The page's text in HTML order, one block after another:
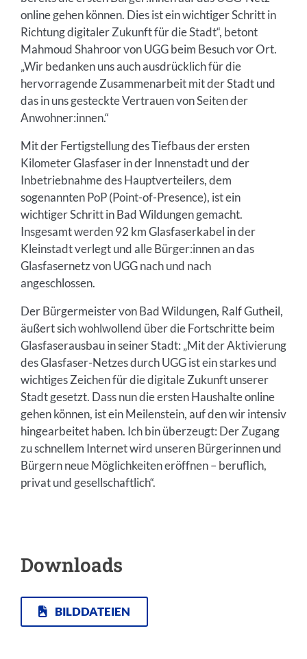
online gehen können. Dies ist ein wichtiger Schritt in
Richtung digitaler Zukunft für die Stadt“, betont
Mahmoud Shahroor von UGG beim Besuch vor Ort.
„Wir bedanken uns auch ausdrücklich für die
hervorragende Zusammenarbeit mit der Stadt und
das in uns gesteckte Vertrauen von Seiten der
Anwohner:innen.“
Mit der Fertigstellung des Tiefbaus der ersten
Kilometer Glasfaser in der Innenstadt und der
Inbetriebnahme des Hauptverteilers, dem
sogenannten PoP (Point-of-Presence), ist ein
wichtiger Schritt in Bad Wildungen gemacht.
Insgesamt werden 92 km Glasfaserkabel in der
Kleinstadt verlegt und alle Bürger:innen an das
Glasfasernetz von UGG nach und nach
angeschlossen.
Der Bürgermeister von Bad Wildungen, Ralf Gutheil,
äußert sich wohlwollend über die Fortschritte beim
Glasfaserausbau in seiner Stadt: „Mit der Aktivierung
des Glasfaser-Netzes durch UGG ist ein starkes und
wichtiges Zeichen für die digitale Zukunft unserer
Stadt gesetzt. Dass nun die ersten Haushalte online
gehen können, ist ein Meilenstein, auf den wir intensiv
hingearbeitet haben. Ich bin überzeugt: Der Zugang
zu schnellem Internet wird unseren Bürgerinnen und
Bürgern neue Möglichkeiten eröffnen – beruflich,
privat und gesellschaftlich“.
Downloads
BILDDATEIEN